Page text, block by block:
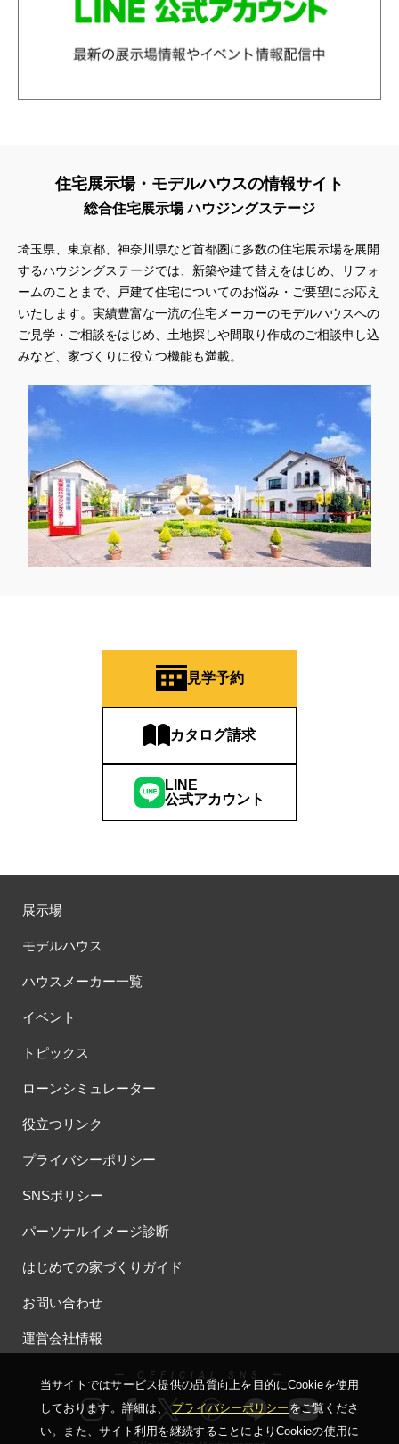
住宅展示場・モデルハウスの情報サイト
総合住宅展示場 ハウジングステージ
埼玉県、東京都、神奈川県など首都圏に多数の住宅展示場を展開
するハウジングステージでは、新築や建て替えをはじめ、リフォ
ームのことまで、戸建て住宅についてのお悩み・ご要望にお応え
いたします。実績豊富な一流の住宅メーカーのモデルハウスへの
ご見学・ご相談をはじめ、土地探しや間取り作成のご相談申し込
みなど、家づくりに役立つ機能も満載。
見学予約
カタログ請求
LINE
公式アカウント
展示場
モデルハウス
ハウスメーカー一覧
イベント
トピックス
ローンシミュレーター
役立つリンク
プライバシーポリシー
SNSポリシー
パーソナルイメージ診断
はじめての家づくりガイド
お問い合わせ
運営会社情報
ー OFFICIAL SNS ー
当サイトではサービス提供の品質向上を⽬的にCookieを使⽤
しております。詳細は、プライバシーポリシーをご覧くださ
い。
また、サイト利⽤を継続することによりCookieの使⽤に